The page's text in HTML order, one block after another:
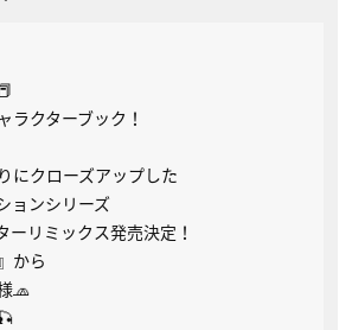
ラクターブック！
にクローズアップした
ョンシリーズ
ーリミックス発売決定！
』から
🧢